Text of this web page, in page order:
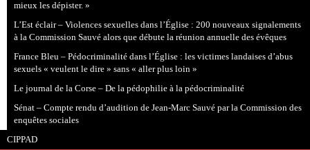
mieux les dépister. »
L’Est éclair – Violences sexuelles dans l’Église : 200 nouveaux signalements
à la Commission Sauvé alors que débute la réunion annuelle des évêques
France Bleu – Pédocriminalité dans l’Église : les victimes landaises d’abus
sexuels « veulent le dire » sans « aller plus loin »
Le journal de la Corse – De la pédophilie à la pédocriminalité
Sénat – Compte rendu d’audition de Jean-Marc Sauvé par la Commission des
enquêtes sociales
CIPPAD